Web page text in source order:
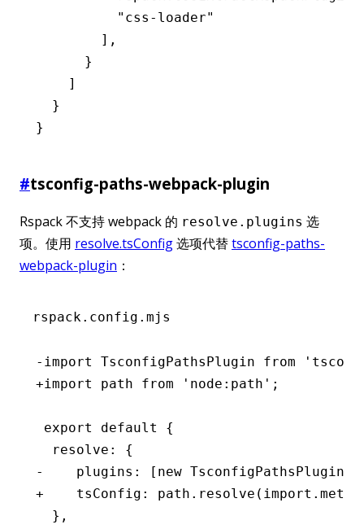
          "css-loader"
        ],
      }
    ]
  }
}
#tsconfig-paths-webpack-plugin
Rspack 不支持 webpack 的 resolve.plugins 选
项。使用 resolve.tsConfig选项代替tsconfig-paths-
webpack-plugin ：
rspack.config.mjs
-import TsconfigPathsPlugin from
+import path from 'node:path';
export default {
  resolve: {
-    plugins: [new
+    tsConfig:
  },